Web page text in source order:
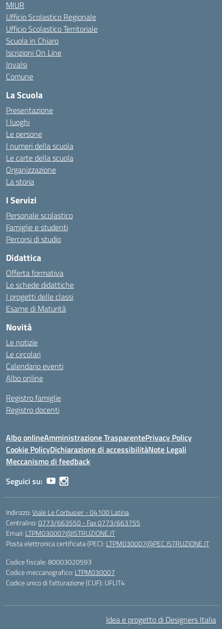
MIUR
Ufficio Scolastico Regionale
Ufficio Scolastico Territoriale
Scuola in Chiaro
Iscrizioni On Line
Invalsi
Comune
La Scuola
Presentazione
I luoghi
Le persone
I numeri della scuola
Le carte della scuola
Organizzazione
La storia
I Servizi
Personale scolastico
Famiglie e studenti
Percorsi di studio
Didattica
Offerta formativa
Le schede didattiche
I progetti delle classi
Esame di Maturità
Novità
Le notizie
Le circolari
Calendario eventi
Albo online
Registro famiglie
Registro docenti
Albo onlineAmministrazione TrasparentePrivacy Policy
Cookie PolicyDichiarazione di accessibilitàNote Legali
Meccanismo di feedback
Seguici su:
Indirizzo:Viale Le Corbusier - 04100 Latina
Centralino:0773/663550 - Fax 0773/663755
Email: LTPM030007@ISTRUZIONE.IT
Posta elettronica certificata (PEC): LTPM030007@PEC.ISTRUZIONE.IT
Codice fiscale: 80003020593
Codice meccanografico: LTPM030007
Codice unico di fatturazione (CUF): UFLIT4
Idea e progetto di Designers Italia